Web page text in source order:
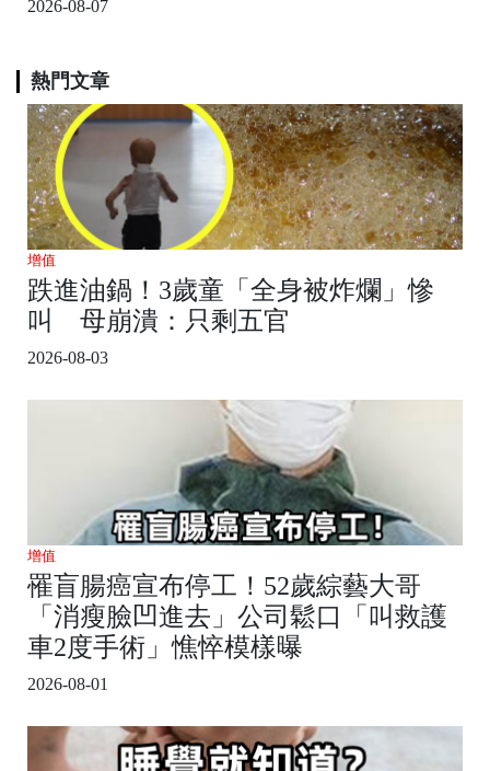
2026-08-07
熱門文章
增值
跌進油鍋！3歲童「全身被炸爛」慘
叫 母崩潰：只剩五官
2026-08-03
增值
罹盲腸癌宣布停工！52歲綜藝大哥
「消瘦臉凹進去」公司鬆口「叫救護
車2度手術」憔悴模樣曝
2026-08-01